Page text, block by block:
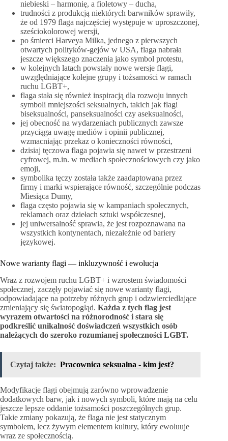
niebieski – harmonię, a fioletowy – ducha,
trudności z produkcją niektórych barwników sprawiły,
że od 1979 flaga najczęściej występuje w uproszczonej,
sześciokolorowej wersji,
po śmierci Harveya Milka, jednego z pierwszych
otwartych polityków-gejów w USA, flaga nabrała
jeszcze większego znaczenia jako symbol protestu,
w kolejnych latach powstały nowe wersje flagi,
uwzględniające kolejne grupy i tożsamości w ramach
ruchu LGBT+,
flaga stała się również inspiracją dla rozwoju innych
symboli mniejszości seksualnych, takich jak flagi
biseksualności, panseksualności czy aseksualności,
jej obecność na wydarzeniach publicznych zawsze
przyciąga uwagę mediów i opinii publicznej,
wzmacniając przekaz o konieczności równości,
dzisiaj tęczowa flaga pojawia się nawet w przestrzeni
cyfrowej, m.in. w mediach społecznościowych czy jako
emoji,
symbolika tęczy została także zaadaptowana przez
firmy i marki wspierające równość, szczególnie podczas
Miesiąca Dumy,
flaga często pojawia się w kampaniach społecznych,
reklamach oraz dziełach sztuki współczesnej,
jej uniwersalność sprawia, że jest rozpoznawana na
wszystkich kontynentach, niezależnie od bariery
językowej.
Nowe warianty flagi — inkluzywność i ewolucja
Wraz z rozwojem ruchu LGBT+ i wzrostem świadomości
społecznej, zaczęły pojawiać się nowe warianty flagi,
odpowiadające na potrzeby różnych grup i odzwierciedlające
zmieniający się światopogląd. Każda z tych flag jest
wyrazem otwartości na różnorodność i stara się
podkreślić unikalność doświadczeń wszystkich osób
należących do szeroko rozumianej społeczności LGBT.
Czytaj także: Pracownica seksualna - kim jest?
Modyfikacje flagi obejmują zarówno wprowadzenie
dodatkowych barw, jak i nowych symboli, które mają na celu
jeszcze lepsze oddanie tożsamości poszczególnych grup.
Takie zmiany pokazują, że flaga nie jest statycznym
symbolem, lecz żywym elementem kultury, który ewoluuje
wraz ze społecznością.